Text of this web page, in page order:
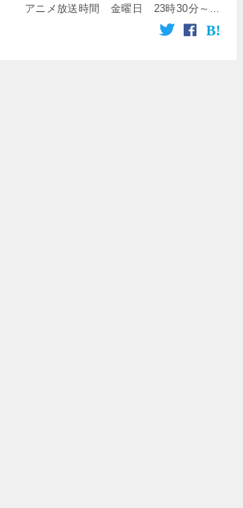
アニメ放送時間 金曜日 23時30分～24
時00分 放送局 AT-X 話数 全24話